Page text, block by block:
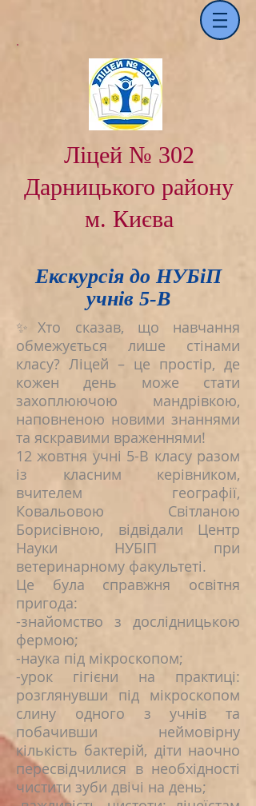
Ліцей № 302
Дарницького району
м. Києва
Екскурсія до НУБіП
учнів 5-В
✨Хто сказав, що навчання
обмежується лише стінами
класу? Ліцей – це простір, де
кожен день може стати
захоплюючою мандрівкою,
наповненою новими знаннями
та яскравими враженнями!
12 жовтня учні 5-В класу разом
із класним керівником,
вчителем географії,
Ковальовою Світланою
Борисівною, відвідали Центр
Науки НУБІП при
ветеринарному факультеті.
Це була справжня освітня
пригода:
-знайомство з дослідницькою
фермою;
-наука під мікроскопом;
-урок гігієни на практиці:
розглянувши під мікроскопом
слину одного з учнів та
побачивши неймовірну
кількість бактерій, діти наочно
пересвідчилися в необхідності
чистити зуби двічі на день;